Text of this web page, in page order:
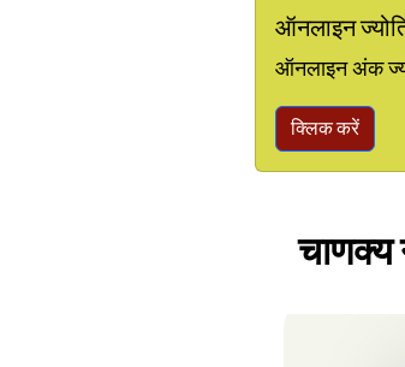
ऑनलाइन
ऑनलाइन अंक
क्लिक करें
चाणक्य